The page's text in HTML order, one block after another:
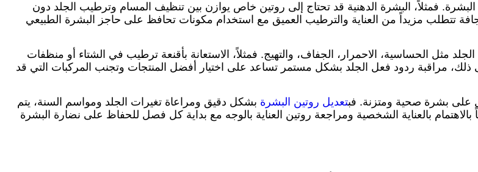
فمثلاً، البشرة الدهنية قد تحتاج إلى روتين خاص يوازن بين تنظيف المسام وترطيب الجلد دون
تتطلب مزيداً من العناية والترطيب العميق مع استخدام مكونات تحافظ على حاجز البشرة الطبيعي
مثل الحساسية، الاحمرار، الجفاف، والتهيج. فمثلاً، الاستعانة بأقنعة ترطيب في الشتاء أو منظفات
مراقبة ردود فعل الجلد بشكل مستمر تساعد على اختيار أفضل المنتجات وتجنب المركبات التي قد
على بشرة صحية ومتزنة. فبتعديل روتين البشرة بشكل دقيق ومراعاة تغيرات الجلد ومواسم السنة، يتم
بالعناية الشخصية ومراجعة روتين العناية بالوجه مع بداية كل فصل للحفاظ على نضارة البشرة